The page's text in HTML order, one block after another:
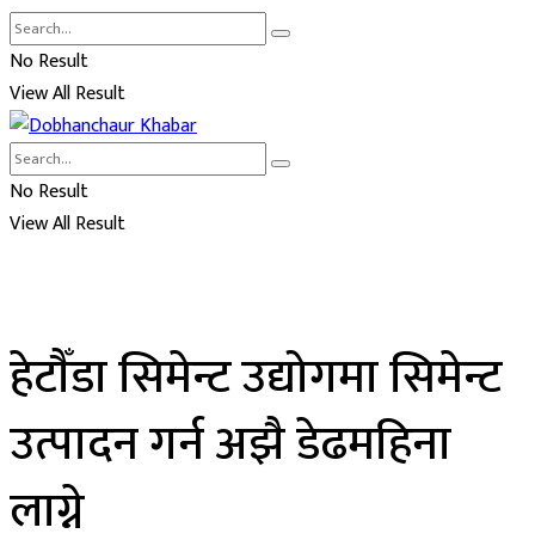
No Result
View All Result
No Result
View All Result
हेटाैँडा सिमेन्ट उद्योगमा सिमेन्ट
उत्पादन गर्न अझै डेढमहिना
लाग्ने